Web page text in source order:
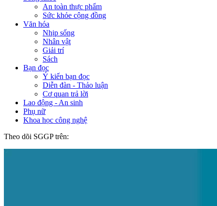
An toàn thực phẩm
Sức khỏe cộng đồng
Văn hóa
Nhịp sống
Nhân vật
Giải trí
Sách
Bạn đọc
Ý kiến bạn đọc
Diễn đàn - Thảo luận
Cơ quan trả lời
Lao động - An sinh
Phụ nữ
Khoa học công nghệ
Theo dõi SGGP trên: